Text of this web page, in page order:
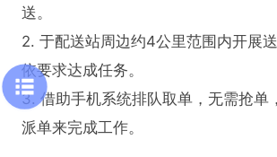
送。
2. 于配送站周边约4公里范围内开展
依要求达成任务。
3. 借助手机系统排队取单，无需抢单
派单来完成工作。